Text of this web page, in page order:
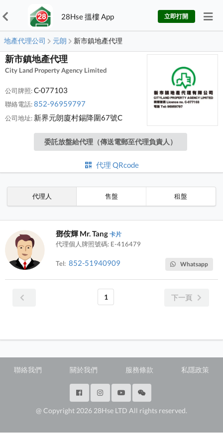
28Hse 搵樓 App 立即打開
地產代理公司 元朗 新市鎮地產代理
新市鎮地產代理
City Land Property Agency Limited
公司牌照:C-077103
聯絡電話: 852-96959797
公司地址:新界元朗廈村錫降圍67號C
委託放盤給代理（傳送電郵至代理負責人）
代理 QRcode
代理人 售盤 租盤
鄧侒輝 Mr. Tang卡片
代理個人牌照號碼: E-416479
Tel: 852-51940909 Whatsapp
1 下一頁
聯絡我們 關於我們 服務條款 私隱政策
@ Copyright 2026 28Hse LTD All rights reserved.